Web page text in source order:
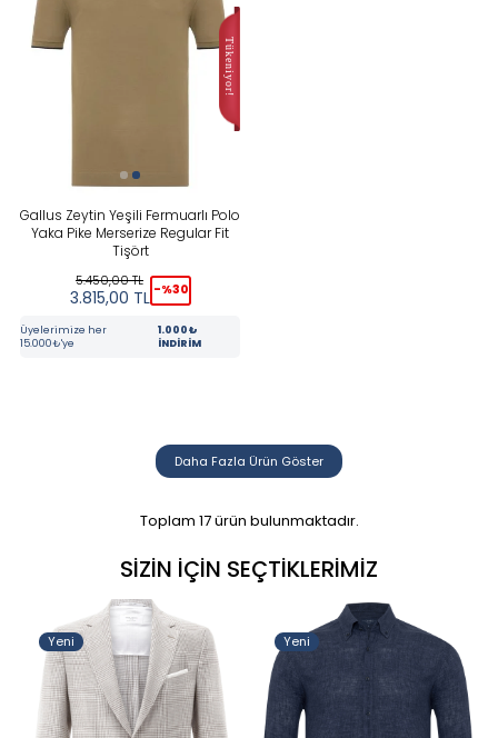
Gallus Zeytin Yeşili Fermuarlı Polo
Yaka Pike Merserize Regular Fit
Tişört
5.450,00TL
3.815,00 TL -%30
Üyelerimize her
15.000₺'ye
1.000₺
İNDİRİM
Daha Fazla Ürün Göster
Toplam 17ürün bulunmaktadır.
SIZIN İÇIN SEÇTIKLERIMIZ
Yeni Yeni